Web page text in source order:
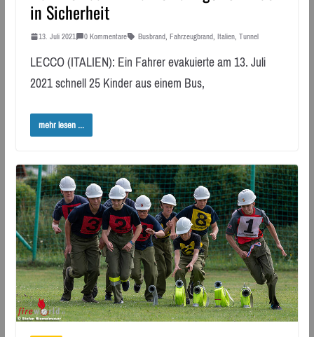
in Sicherheit
13. Juli 2021 0 Kommentare Busbrand, Fahrzeugbrand, Italien, Tunnel
LECCO (ITALIEN): Ein Fahrer evakuierte am 13. Juli
2021 schnell 25 Kinder aus einem Bus,
mehr lesen ...